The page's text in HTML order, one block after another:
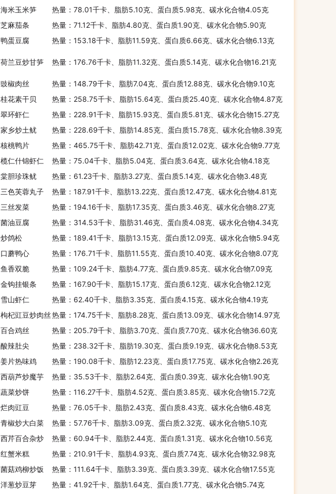
海米玉米笋
热量：78.01千卡、脂肪5.10克、蛋白质5.98克、碳水化合物4.05克
芝麻茄条
热量：71.12千卡、脂肪4.80克、蛋白质1.90克、碳水化合物5.90克
鸭蛋豆腐
热量：153.18千卡、脂肪11.59克、蛋白质6.66克、碳水化合物6.13克
荷兰豆炒甘笋 热量：176.76千卡、脂肪11.32克、蛋白质5.14克、碳水化合物16.21克
豉椒肉丝
热量：148.79千卡、脂肪7.04克、蛋白质12.88克、碳水化合物9.10克
桂花素干贝
热量：258.75千卡、脂肪15.64克、蛋白质25.40克、碳水化合物4.87克
翠环虾仁
热量：228.91千卡、脂肪15.93克、蛋白质5.81克、碳水化合物15.27克
家乡炒土鱿
热量：228.69千卡、脂肪14.85克、蛋白质15.78克、碳水化合物8.39克
核桃鸭片
热量：465.75千卡、脂肪42.71克、蛋白质12.02克、碳水化合物9.77克
榄仁什锦虾仁
热量：75.04千卡、脂肪5.04克、蛋白质3.64克、碳水化合物4.18克
棠胆珍珠鱿
热量：61.23千卡、脂肪3.27克、蛋白质5.14克、碳水化合物3.48克
三色芙蓉丸子
热量：187.91千卡、脂肪13.22克、蛋白质12.47克、碳水化合物4.81克
三丝发菜
热量：194.16千卡、脂肪17.35克、蛋白质3.46克、碳水化合物8.27克
菌油豆腐
热量：314.53千卡、脂肪31.46克、蛋白质4.08克、碳水化合物4.34克
炒鸽松
热量：189.41千卡、脂肪13.15克、蛋白质12.09克、碳水化合物5.94克
口蘑鸭心
热量：176.71千卡、脂肪11.55克、蛋白质10.40克、碳水化合物8.07克
鱼香双脆
热量：109.24千卡、脂肪4.77克、蛋白质9.85克、碳水化合物7.09克
金钩挂银条
热量：167.90千卡、脂肪15.17克、蛋白质6.12克、碳水化合物2.12克
雪山虾仁
热量：62.40千卡、脂肪3.35克、蛋白质4.15克、碳水化合物4.19克
枸杞豇豆炒肉丝热量：174.75千卡、脂肪8.28克、蛋白质13.09克、碳水化合物14.97克
百合鸡丝
热量：205.79千卡、脂肪3.70克、蛋白质7.70克、碳水化合物36.60克
酸辣肚尖
热量：238.32千卡、脂肪19.30克、蛋白质9.19克、碳水化合物8.53克
姜片热味鸡
热量：190.08千卡、脂肪12.23克、蛋白质17.75克、碳水化合物2.26克
西葫芦炒魔芋
热量：35.53千卡、脂肪2.64克、蛋白质0.39克、碳水化合物1.90克
蔬菜炒饼
热量：116.27千卡、脂肪4.52克、蛋白质3.85克、碳水化合物15.72克
烂肉豇豆
热量：76.05千卡、脂肪2.43克、蛋白质8.43克、碳水化合物6.48克
青椒炒大白菜
热量：57.76千卡、脂肪3.09克、蛋白质2.32克、碳水化合物5.10克
西芹百合杂炒
热量：60.94千卡、脂肪2.44克、蛋白质1.31克、碳水化合物10.56克
红蟹米糕
热量：210.91千卡、脂肪4.93克、蛋白质7.74克、碳水化合物32.98克
菌菇鸡柳炒饭
热量：111.64千卡、脂肪3.39克、蛋白质3.39克、碳水化合物17.55克
洋葱炒豆芽 热量：41.92千卡、脂肪1.64克、蛋白质1.77克、碳水化合物5.74克